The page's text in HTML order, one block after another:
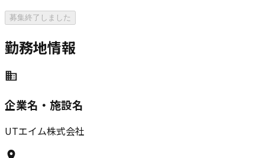
募集終了しました
勤務地情報
企業名・施設名
UTエイム株式会社